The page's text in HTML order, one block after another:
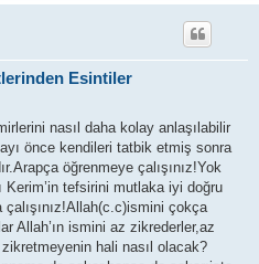
Esintiler
nasıl daha kolay anlaşılabilir
önce kendileri tatbik etmiş sonra
öğrenmeye çalışınız!Yok
Kerim’in tefsirini mutlaka iyi doğru
çokça
Allah’ın ismini az zikrederler,az
hali nasıl olacak?